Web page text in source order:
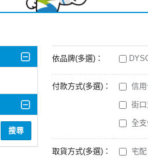
搜尋
依品牌(多選)：
付款方式(多選)： 信
街
全
取貨方式(多選)： 宅配